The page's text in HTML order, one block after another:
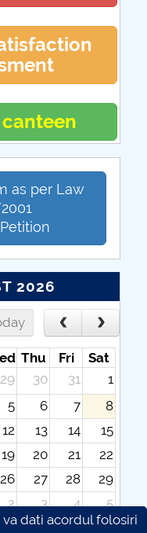
as per Law
2026
Thu Fri
Sat
29 30 31
1
5 6 7
8
12 13 14
15
19 20 21
22
26 27 28
29
2 3 4
5
dati acordul folosiri